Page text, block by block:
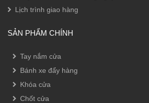
Lịch trình giao hàng
SẢN PHẨM CHÍNH
Tay nắm cửa
Bánh xe đẩy hàng
Khóa cửa
Chốt cửa